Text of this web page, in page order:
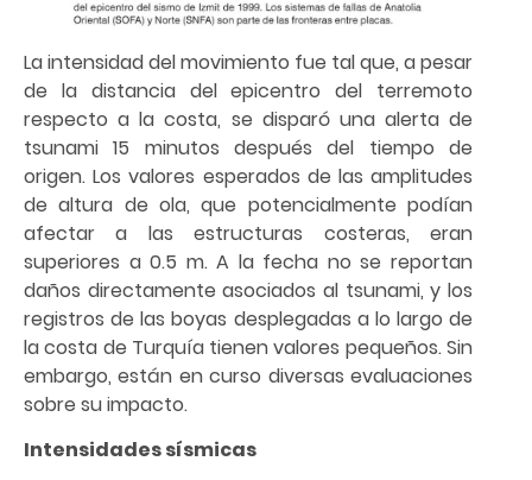
La intensidad del movimiento fue tal que, a pesar
de la distancia del epicentro del terremoto
respecto a la costa, se disparó una alerta de
tsunami 15 minutos después del tiempo de
origen. Los valores esperados de las amplitudes
de altura de ola, que potencialmente podían
afectar a las estructuras costeras, eran
superiores a 0.5 m. A la fecha no se reportan
daños directamente asociados al tsunami, y los
registros de las boyas desplegadas a lo largo de
la costa de Turquía tienen valores pequeños. Sin
embargo, están en curso diversas evaluaciones
sobre su impacto.
Intensidades sísmicas